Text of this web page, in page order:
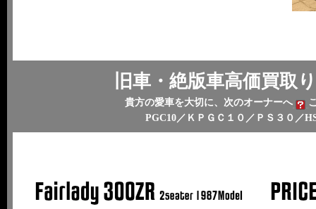
旧車・絶版車高価買取
貴方の愛車を大切に、次のオーナーへ
PGC10／ＫＰＧＣ１０／ＰＳ３０／